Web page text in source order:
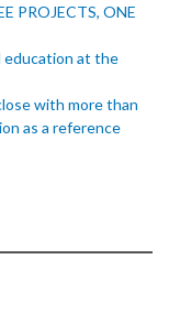
PROJECTS, ONE
education at the
with more than
as a reference